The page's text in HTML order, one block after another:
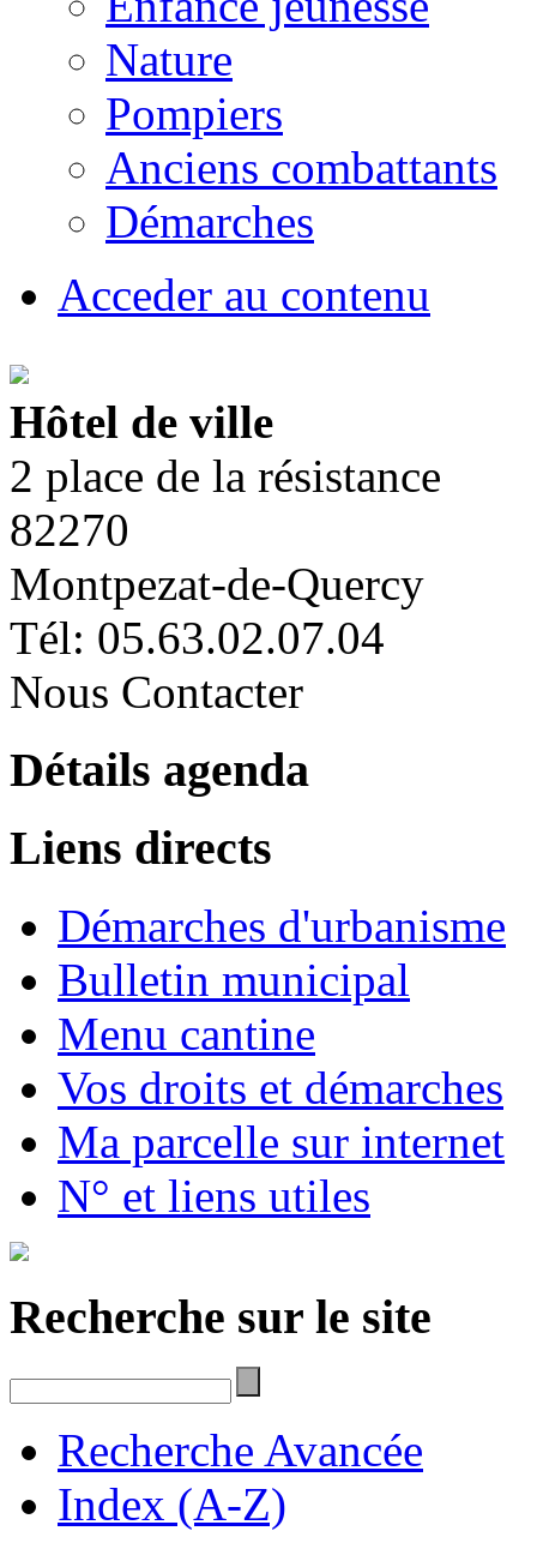
Nature
Pompiers
Anciens combattants
Démarches
Acceder au contenu
Hôtel de ville
2 place de la résistance
82270
Montpezat-de-Quercy
Tél: 05.63.02.07.04
Nous Contacter
Détails agenda
Liens directs
Démarches d'urbanisme
Bulletin municipal
Menu cantine
Vos droits et démarches
Ma parcelle sur internet
N° et liens utiles
Recherche sur le site
Recherche Avancée
Index (A-Z)